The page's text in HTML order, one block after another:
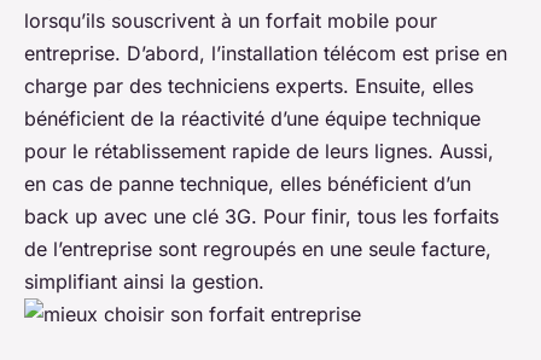
lorsqu’ils souscrivent à un forfait mobile pour
entreprise. D’abord, l’installation télécom est prise en
charge par des techniciens experts. Ensuite, elles
bénéficient de la réactivité d’une équipe technique
pour le rétablissement rapide de leurs lignes. Aussi,
en cas de panne technique, elles bénéficient d’un
back up avec une clé 3G. Pour finir, tous les forfaits
de l’entreprise sont regroupés en une seule facture,
simplifiant ainsi la gestion.